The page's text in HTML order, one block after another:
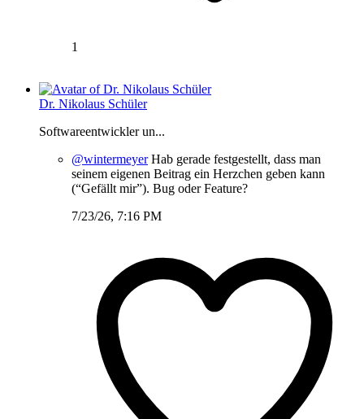
1
Dr. Nikolaus Schüler
Softwareentwickler un...
@wintermeyerHab gerade festgestellt, dass man
seinem eigenen Beitrag ein Herzchen geben kann
(“Gefällt mir”). Bug oder Feature?
7/23/26, 7:16 PM